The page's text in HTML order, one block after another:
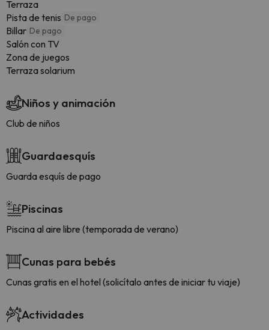
Terraza
Pista de tenis De pago
Billar De pago
Salón con TV
Zona de juegos
Terraza solarium
Niños y animación
Club de niños
Guardaesquís
Guarda esquís de pago
Piscinas
Piscina al aire libre (temporada de verano)
Cunas para bebés
Cunas gratis en el hotel (solicítalo antes de iniciar tu viaje)
Actividades